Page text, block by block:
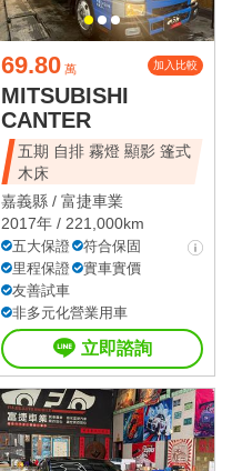
69.80 萬 加入比較
MITSUBISHI
CANTER
五期 自排 霧燈 顯影 篷式
木床
嘉義縣 / 富捷車業
2017年 / 221,000km
五大保證
符合保固
里程保證
實車實價
友善試車
非多元化營業用車
立即諮詢